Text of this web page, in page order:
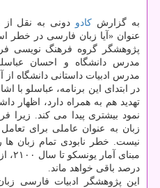
به گزارش كادو دونی به نقل از
عنوان «آیا زبان فارسی در
پژوهشگر گروه فرهنگ نویسی
مدرس دانشگاه و احسان
مدرس ادبیات داستانی دانشگاه از
در ابتدای این برنامه، عباسلو با
تهدید هم به همراه دارد، اظهار
نمود بیشتری پیدا می كند. زیرا
زبان به عنوان عاملی برای
نیست. خطر نابودی تمام زبان ها
درصد باقی خواهد ماند.
این پژوهشگر ادبیات فارسی